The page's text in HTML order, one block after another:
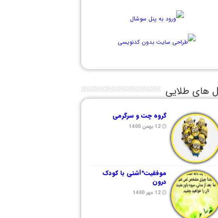
های طلایی
گروه چت و سرگرمی
12 بهمن 1400
موفقیت*آشتی با کودک
درون
12 مهر 1400